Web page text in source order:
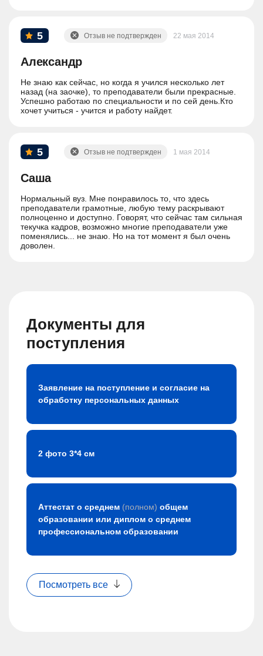
5
Александр
22 мая 2014
Отзыв не подтвержден
Не знаю как сейчас, но когда я учился несколько лет
назад (на заочке), то преподаватели были прекрасные.
Успешно работаю по специальности и по сей день.Кто
хочет учиться - учится и работу найдет.
5
Саша
1 мая 2014
Отзыв не подтвержден
Нормальный вуз. Мне понравилось то, что здесь
преподаватели грамотные, любую тему раскрывают
полноценно и доступно. Говорят, что сейчас там сильная
текучка кадров, возможно многие преподаватели уже
поменялись... не знаю. Но на тот момент я был очень
доволен.
Документы для
поступления
Заявление на поступление и согласие на
обработку персональных данных
2 фото 3*4 см
Аттестат о среднем (полном) общем
образовании или диплом о среднем
профессиональном образовании
Посмотреть все